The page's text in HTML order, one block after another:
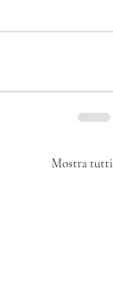
Mostra tutti